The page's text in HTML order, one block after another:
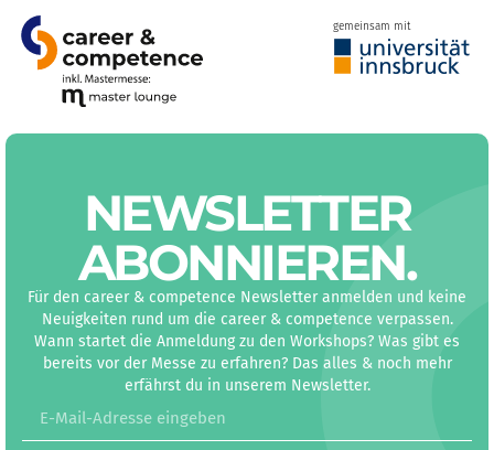
gemeinsam mit
NEWS­LETTER
ABON­NIEREN.
Für den career & competence Newsletter anmelden und keine
Neuigkeiten rund um die career & competence verpassen.
Wann startet die Anmeldung zu den Workshops? Was gibt es
bereits vor der Messe zu erfahren? Das alles & noch mehr
erfährst du in unserem Newsletter.